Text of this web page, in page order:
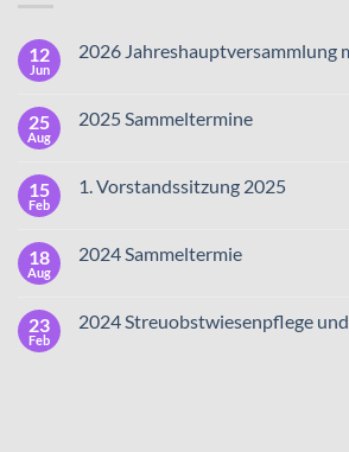
12
Jun
2026 Jahreshauptversammlung
25
Aug
2025 Sammeltermine
15
Feb
1. Vorstandssitzung 2025
18
Aug
2024 Sammeltermie
23
Feb
2024 Streuobstwiesenpflege